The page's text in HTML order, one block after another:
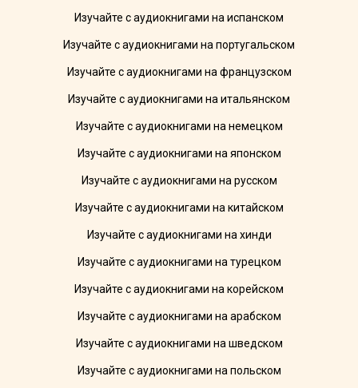
Изучайте с аудиокнигами на испанском
Изучайте с аудиокнигами на португальском
Изучайте с аудиокнигами на французском
Изучайте с аудиокнигами на итальянском
Изучайте с аудиокнигами на немецком
Изучайте с аудиокнигами на японском
Изучайте с аудиокнигами на русском
Изучайте с аудиокнигами на китайском
Изучайте с аудиокнигами на хинди
Изучайте с аудиокнигами на турецком
Изучайте с аудиокнигами на корейском
Изучайте с аудиокнигами на арабском
Изучайте с аудиокнигами на шведском
Изучайте с аудиокнигами на польском